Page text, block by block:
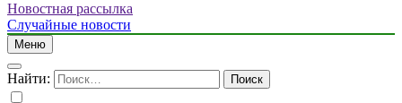
Новостная рассылка
Случайные новости
Меню
Найти: